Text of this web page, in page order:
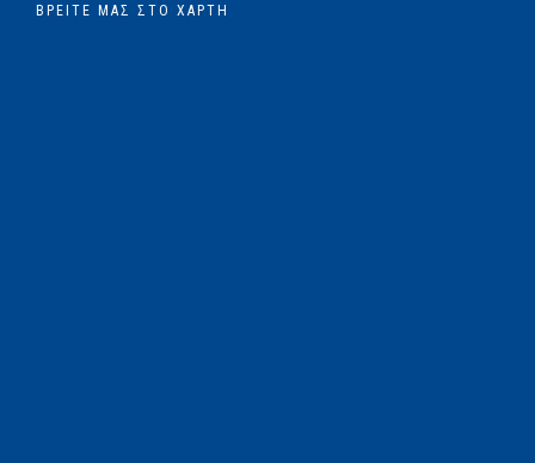
ΒΡΕΊΤΕ ΜΑΣ ΣΤΟ ΧΆΡΤΗ